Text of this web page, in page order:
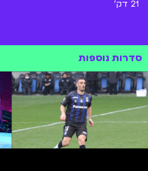
21 דק'
סדרות נוספות